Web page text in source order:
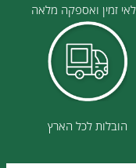
זמין ואספקה מלאה
הובלות לכל הארץ